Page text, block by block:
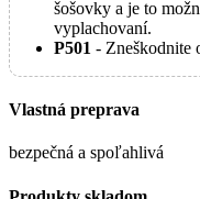
šošovky a je to
vyplachovaní.
P501 - Zneškodnite
Vlastná preprava
bezpečná a spoľahlivá